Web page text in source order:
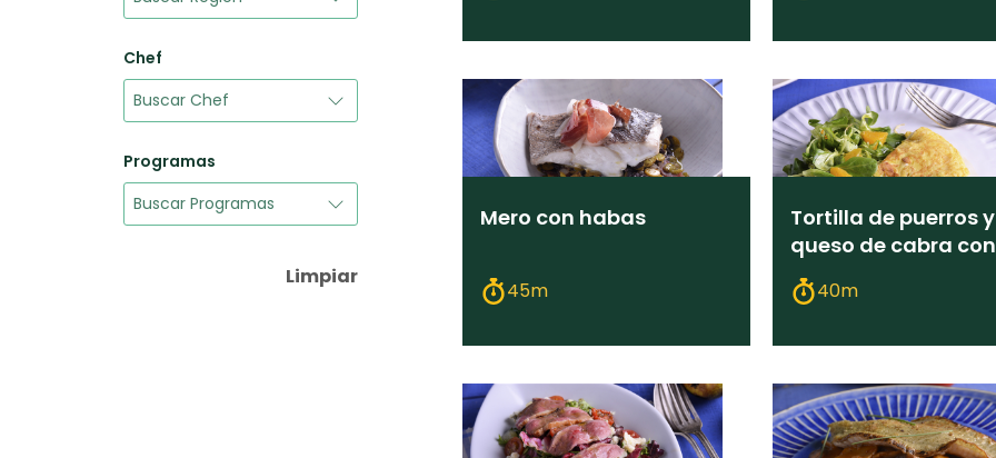
Chef
Programas
Limpiar
Mero con habas
45m
Tortilla de puerros y
queso de cabra con
ensalada
40m